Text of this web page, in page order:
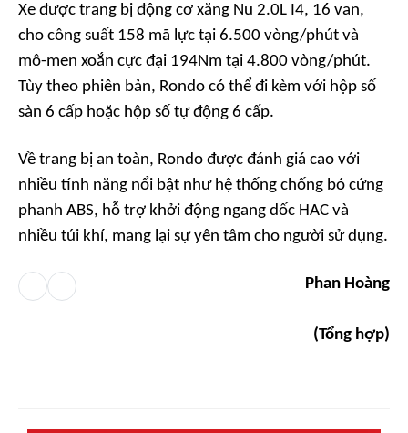
Xe được trang bị động cơ xăng Nu 2.0L I4, 16 van,
cho công suất 158 mã lực tại 6.500 vòng/phút và
mô-men xoắn cực đại 194Nm tại 4.800 vòng/phút.
Tùy theo phiên bản, Rondo có thể đi kèm với hộp số
sàn 6 cấp hoặc hộp số tự động 6 cấp.
Về trang bị an toàn, Rondo được đánh giá cao với
nhiều tính năng nổi bật như hệ thống chống bó cứng
phanh ABS, hỗ trợ khởi động ngang dốc HAC và
nhiều túi khí, mang lại sự yên tâm cho người sử dụng.
Phan Hoàng
(Tổng hợp)